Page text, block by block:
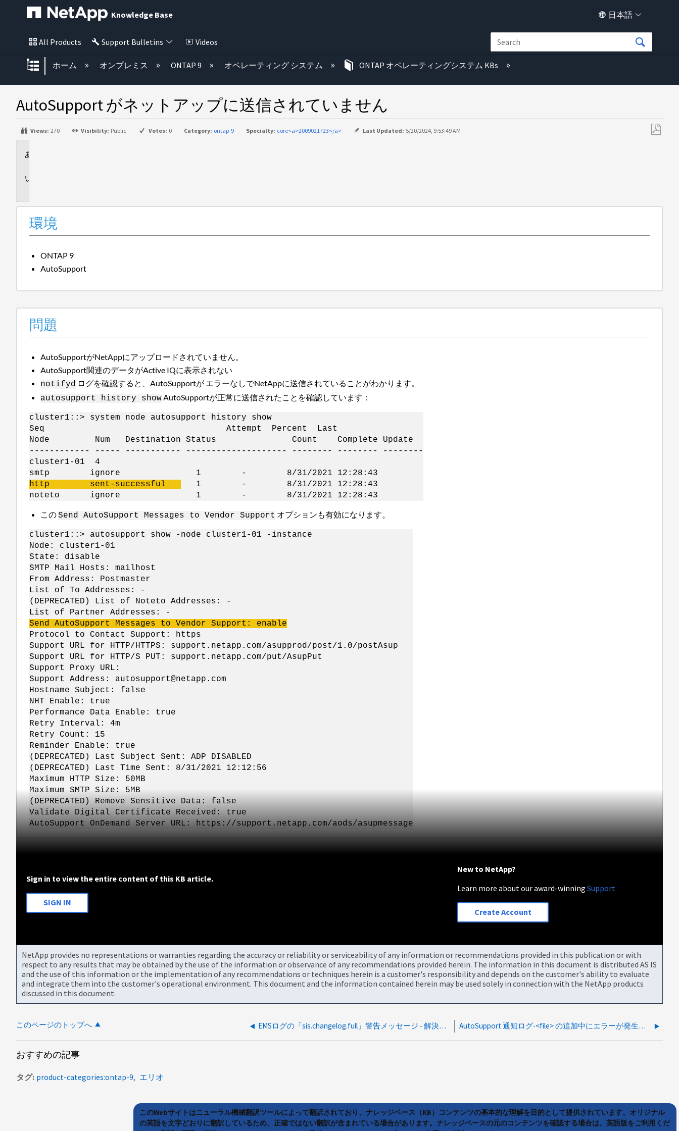
Knowledge Base 日本語
All Products Support Bulletins Videos
グローバル階層を展開/折りたたむ
ホーム オンプレミス ONTAP 9 オペレーティング システム ONTAP オペレーティングシステム KBs
AutoSupport がネットアップに送信されていません
Views: 270 Visibility: Public Votes: 0 Category: ontap-9 Specialty: core<a>2009021723</a> Last Updated: 5/20/2024, 9:53:49 AM
環境
ONTAP 9
AutoSupport
問題
AutoSupportがNetAppにアップロードされていません。
AutoSupport関連のデータがActive IQに表示されない
notifyd ログを確認すると、AutoSupportが エラーなしでNetAppに送信されていることがわかります。
autosupport history show AutoSupportが正常に送信されたことを確認しています：
cluster1::> system node autosupport history show
Seq Attempt Percent Last
Node Num Destination Status Count Complete Update
------------ ----- ----------- -------------------- -------- -------- --------
cluster1-01 4
smtp ignore 1 - 8/31/2021 12:28:43
http sent-successful
1 - 8/31/2021 12:28:43
noteto ignore 1 - 8/31/2021 12:28:43
このSend AutoSupport Messages to Vendor Support オプションも有効になります。
cluster1::> autosupport show -node cluster1-01 -instance
Node: cluster1-01
State: disable
SMTP Mail Hosts: mailhost
From Address: Postmaster
List of To Addresses: -
(DEPRECATED) List of Noteto Addresses: -
List of Partner Addresses: -
Send AutoSupport
Messages to Vendor Support: enable
Protocol to Contact Support: https
Support URL for HTTP/HTTPS: support.netapp.com/asupprod/post/1.0/postAsup
Support URL for HTTP/S PUT: support.netapp.com/put/AsupPut
Support Proxy URL:
Support Address: autosupport@netapp.com
Hostname Subject: false
NHT Enable: true
Performance Data Enable: true
Retry Interval: 4m
Retry Count: 15
Reminder Enable: true
(DEPRECATED) Last Subject Sent: ADP DISABLED
(DEPRECATED) Last Time Sent: 8/31/2021 12:12:56
Maximum HTTP Size: 50MB
Maximum SMTP Size: 5MB
(DEPRECATED) Remove Sensitive Data: false
Validate Digital Certificate Received: true
AutoSupport OnDemand Server URL: https://support.netapp.com/aods/asupmessage
Sign in to view the entire content of this KB article.
SIGN IN
New to NetApp?
Learn more about our award-winningSupport
Create Account
NetApp provides no representations or warranties regarding the accuracy or reliability or serviceability of any information or recommendations provided in this publication or with
respect to any results that may be obtained by the use of the information or observance of any recommendations provided herein. The information in this document is distributed AS IS
and the use of this information or the implementation of any recommendations or techniques herein is a customer's responsibility and depends on the customer's ability to evaluate
and integrate them into the customer's operational environment. This document and the information contained herein may be used solely in connection with the NetApp products
discussed in this document.
このページのトップへ EMSログの「sis.changelog.full」警告メッセージ - 解決ガイド AutoSupport 通知ログ-<file> の追加中にエラーが発生しました：ペイロードサイズを増やす必要があります
おすすめの記事
タグ product-categories:ontap-9 エリオ
このWebサイトはニューラル機械翻訳ツールによって翻訳されており、ナレッジベース（KB）コンテンツの基本的な理解を目的として提供されています。オリジナル
の英語を文字どおりに翻訳しているため、正確ではない翻訳が含まれている場合があります。ナレッジベースの元のコンテンツを確認する場合は、英語版をご利用くだ